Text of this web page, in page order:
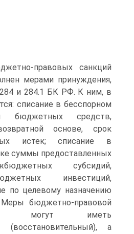
правовых санкций
мерами принуждения,
и 284.1 БК РФ. К ним, в
списание в бесспорном
бюджетных средств,
основе, срок
истек; списание в
суммы предоставленных
субсидий,
инвестиций,
по целевому назначению
Меры бюджетно-правовой
могут иметь
(восстановительный), а